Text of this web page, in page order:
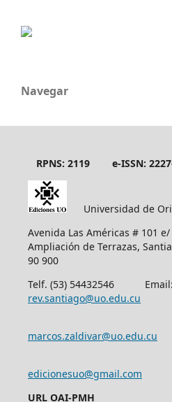
Navegar
RPNS: 2119 e-ISSN:
Universidad de
Avenida Las Américas # 101 e/
Ampliación de Terrazas,
90 900
Telf. (53) 54432546 Email:
rev.santiago@uo.edu.cu
marcos.zaldivar@uo.edu.cu
edicionesuo@gmail.com
URL OAI-PMH